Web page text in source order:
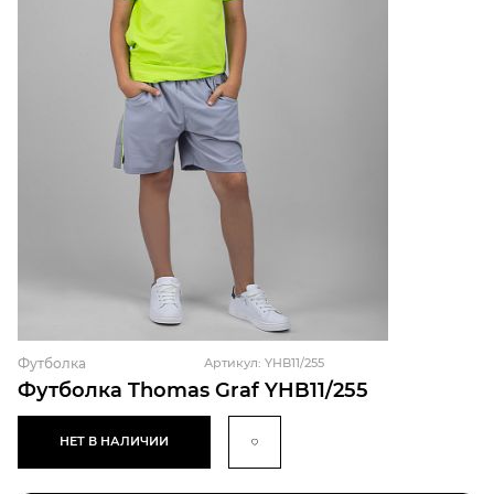
Футболка Thomas Graf YHB11/255
Футболка Артикул: YHB11/255
НЕТ В НАЛИЧИИ